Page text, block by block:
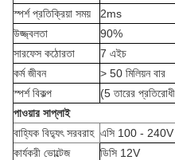
স্পর্শ প্রতিক্রিয়া সময়
2ms
উজ্জ্বলতা
90%
সারফেস কঠোরতা
7 এইচ
কর্ম জীবন
> 50 মিলিয়ন বার
স্পর্শ বিকল্প
(5 তারের
পাওয়ার সাপ্লাই
বাহ্যিক বিদ্যুৎ সরবরাহ এসি 100 - 240V
কার্যকরী ভোল্টেজ
ডিসি 12V